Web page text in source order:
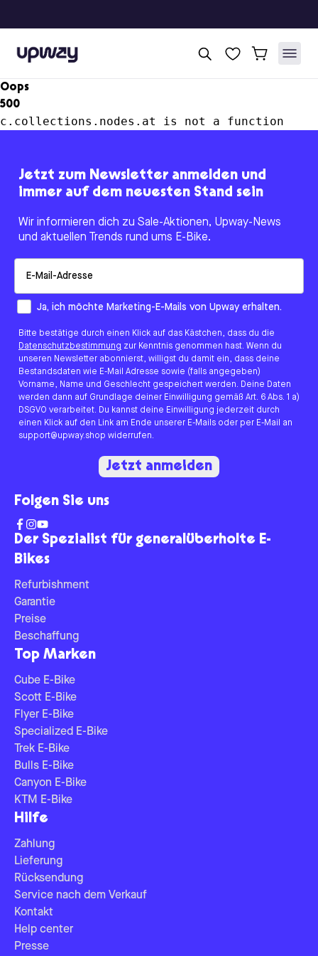
Upway
Oops
500
c.collections.nodes.at is not a function
Der Spezialist für generalüberholte E-
Bikes
Refurbishment
Garantie
Preise
Beschaffung
Top Marken
Cube E-Bike
Scott E-Bike
Flyer E-Bike
Specialized E-Bike
Trek E-Bike
Bulls E-Bike
Canyon E-Bike
KTM E-Bike
Hilfe
Zahlung
Lieferung
Rücksendung
Service nach dem Verkauf
Kontakt
Help center
Presse
Jetzt zum Newsletter anmelden und
immer auf dem neuesten Stand sein
Wir informieren dich zu Sale-Aktionen, Upway-News
und aktuellen Trends rund ums E-Bike.
How would you like to hear from us?
Ja, ich möchte Marketing-E-Mails von Upway erhalten.
Bitte bestätige durch einen Klick auf das Kästchen, dass du die
Datenschutzbestimmung zur Kenntnis genommen hast. Wenn du
unseren Newsletter abonnierst, willigst du damit ein, dass deine
Bestandsdaten wie E-Mail Adresse sowie (falls angegeben)
Vorname, Name und Geschlecht gespeichert werden. Deine Daten
werden dann auf Grundlage deiner Einwilligung gemäß Art. 6 Abs. 1 a)
DSGVO verarbeitet. Du kannst deine Einwilligung jederzeit durch
einen Klick auf den Link am Ende unserer E-Mails oder per E-Mail an
support@upway.shop widerrufen.
Jetzt anmelden
Folgen Sie uns